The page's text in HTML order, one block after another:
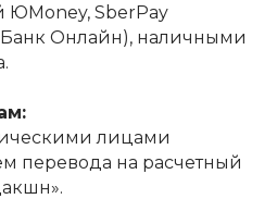
ЮMoney, SberPay
Онлайн), наличными
лицами
перевода на расчетный